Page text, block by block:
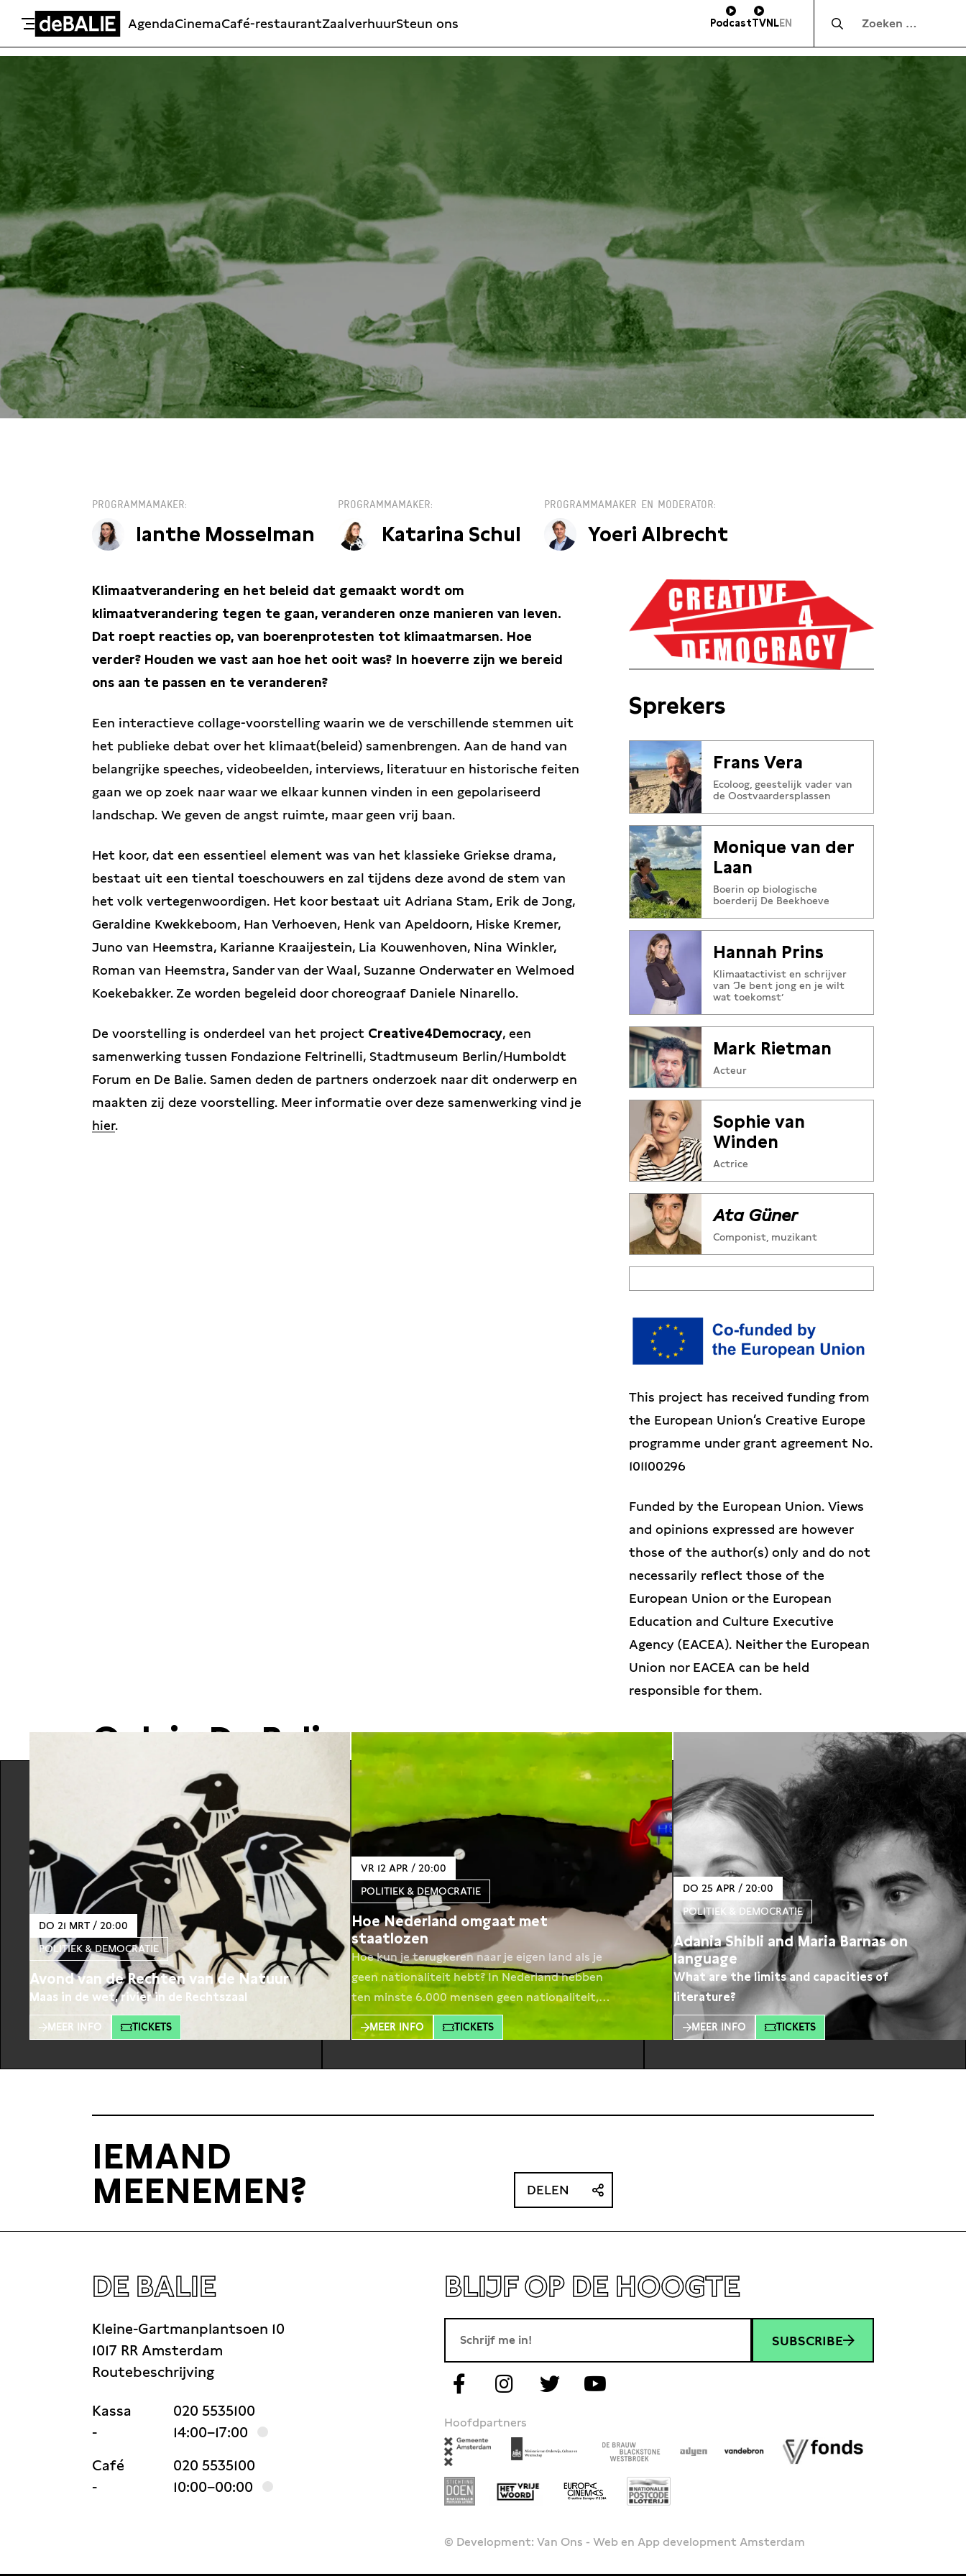
De Balie
AgendaCinemaCafé-restaurantZaalverhuurSteun ons PodcastTVNLEN
DI 9 APRIL / 20:30 / GROTE ZAAL
PROGRAMMAMAKER
Ianthe Mosselman
PROGRAMMAMAKER
Katarina Schul
PROGRAMMAMAKER EN MODERATOR
Yoeri Albrecht
Klimaatverandering en het beleid dat gemaakt wordt om
klimaatverandering tegen te gaan, veranderen onze manieren van leven.
Dat roept reacties op, van boerenprotesten tot klimaatmarsen. Hoe
verder? Houden we vast aan hoe het ooit was? In hoeverre zijn we bereid
ons aan te passen en te veranderen?
Een interactieve collage-voorstelling waarin we de verschillende stemmen uit
het publieke debat over het klimaat(beleid) samenbrengen. Aan de hand van
belangrijke speeches, videobeelden, interviews, literatuur en historische feiten
gaan we op zoek naar waar we elkaar kunnen vinden in een gepolariseerd
landschap. We geven de angst ruimte, maar geen vrij baan.
Het koor, dat een essentieel element was van het klassieke Griekse drama,
bestaat uit een tiental toeschouwers en zal tijdens deze avond de stem van
het volk vertegenwoordigen. Het koor bestaat uit Adriana Stam, Erik de Jong,
Geraldine Kwekkeboom, Han Verhoeven, Henk van Apeldoorn, Hiske Kremer,
Juno van Heemstra, Karianne Kraaijestein, Lia Kouwenhoven, Nina Winkler,
Roman van Heemstra, Sander van der Waal, Suzanne Onderwater en Welmoed
Koekebakker. Ze worden begeleid door choreograaf Daniele Ninarello.
De voorstelling is onderdeel van het project Creative4Democracy, een
samenwerking tussen Fondazione Feltrinelli, Stadtmuseum Berlin/Humboldt
Forum en De Balie. Samen deden de partners onderzoek naar dit onderwerp en
maakten zij deze voorstelling. Meer informatie over deze samenwerking vind je
hier.
Sprekers
Frans Vera
Ecoloog, geestelijk vader van
de Oostvaardersplassen
Monique van der
Laan
Boerin op biologische
boerderij De Beekhoeve
Hannah Prins
Klimaatactivist en schrijver
van ‘Je bent jong en je wilt
wat toekomst’
Mark Rietman
Acteur
Sophie van
Winden
Actrice
Ata Güner
Componist, muzikant
This project has received funding from
the European Union’s Creative Europe
programme under grant agreement No.
101100296
Funded by the European Union. Views
and opinions expressed are however
those of the author(s) only and do not
necessarily reflect those of the
European Union or the European
Education and Culture Executive
Agency (EACEA). Neither the European
Union nor EACEA can be held
responsible for them.
Ook in De Balie
DO 21 MRT / 20:00
POLITIEK & DEMOCRATIE
Avond van de Rechten van de Natuur
Maas in de wet, rivier in de Rechtszaal
MEER INFO TICKETS
VR 12 APR / 20:00
POLITIEK & DEMOCRATIE
Hoe Nederland omgaat met
staatlozen
Hoe kun je terugkeren naar je eigen land als je
geen nationaliteit hebt? In Nederland hebben
ten minste 6.000 mensen geen nationaliteit,
en nog eens 22.000 mensen hebben een
‘onbekende nationaliteit’. Tijdens deze avond
MEER INFO TICKETS
DO 25 APR / 20:00
POLITIEK & DEMOCRATIE
Adania Shibli and Maria Barnas on
language
What are the limits and capacities of
literature?
MEER INFO TICKETS
IEMAND
MEENEMEN?
DELEN
DE BALIE
Kleine-Gartmanplantsoen 10
1017 RR Amsterdam
Routebeschrijving
Kassa
020 5535100
-
14:00–17:00
Café
020 5535100
-
10:00–00:00
BLIJF OP DE HOOGTE
SUBSCRIBE
Hoofdpartners
© Development: Van Ons - Web en App development Amsterdam